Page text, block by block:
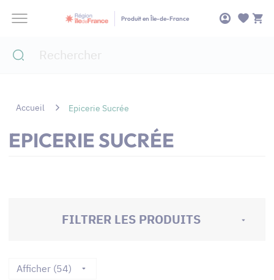
Produit en Île-de-France
Accueil Epicerie Sucrée
EPICERIE SUCRÉE
FILTRER LES PRODUITS
Afficher (54)